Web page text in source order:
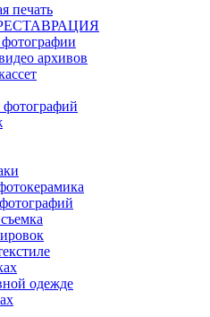
печать
архивов
фотографий
одежде